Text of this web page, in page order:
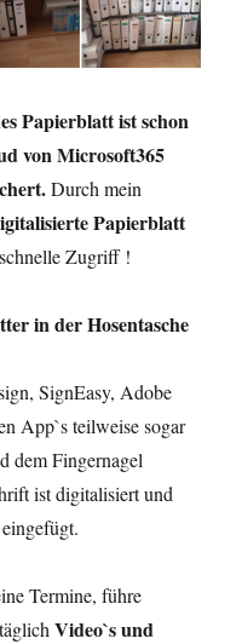
Papierblatt ist schon
von Microsoft365
Durch mein
Papierblatt
Zugriff !
in der Hosentasche
SignEasy, Adobe
App`s teilweise sogar
dem Fingernagel
ist digitalisiert und
Termine, führe
Video`s und